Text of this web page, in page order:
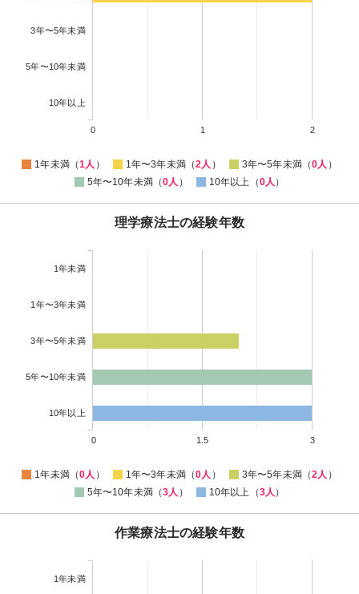
3年〜5年未満
5年〜10年未満
10年以上
0 1 2
1年未満（1人 ） 1年〜3年未満（2人 ） 3年〜5年未満（0人 ）
5年〜10年未満（0人 ） 10年以上（0人 ）
理学療法士の経験年数
1年未満
1年〜3年未満
3年〜5年未満
5年〜10年未満
10年以上
0 1.5 3
1年未満（0人 ） 1年〜3年未満（0人 ） 3年〜5年未満（2人 ）
5年〜10年未満（3人 ） 10年以上（3人 ）
作業療法士の経験年数
1年未満